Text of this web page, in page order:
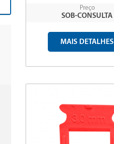
Preço
SOB-CONSULTA
MAIS DETALHES